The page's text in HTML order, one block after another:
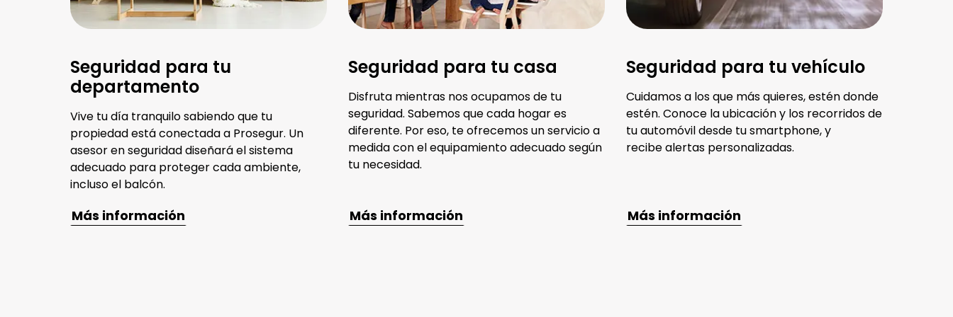
Seguridad para tu
departamento
Vive tu día tranquilo sabiendo que tu
propiedad está conectada a Prosegur. Un
asesor en seguridad diseñará el sistema
adecuado para proteger cada ambiente,
incluso el balcón.
Seguridad para tu casa
Disfruta mientras nos ocupamos de tu
seguridad. Sabemos que cada hogar es
diferente. Por eso, te ofrecemos un servicio a
medida con el equipamiento adecuado según
tu necesidad.
Seguridad para tu vehículo
Cuidamos a los que más quieres, estén donde
estén. Conoce la ubicación y los recorridos de
tu automóvil desde tu smartphone, y
recibe alertas personalizadas.
Más información Más información Más información